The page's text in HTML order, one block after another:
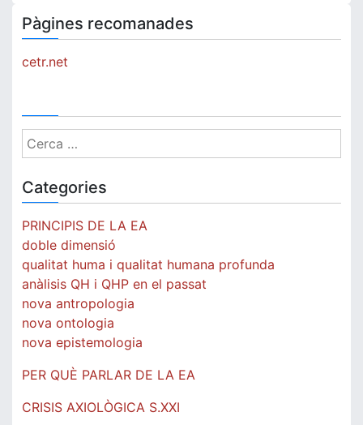
Pàgines recomanades
cetr.net
Cerca:
Categories
PRINCIPIS DE LA EA
doble dimensió
qualitat huma i qualitat humana profunda
anàlisis QH i QHP en el passat
nova antropologia
nova ontologia
nova epistemologia
PER QUÈ PARLAR DE LA EA
CRISIS AXIOLÒGICA S.XXI